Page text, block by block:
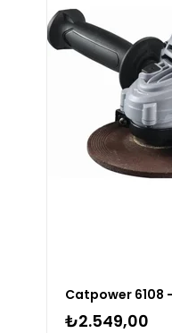
₺2.549,00